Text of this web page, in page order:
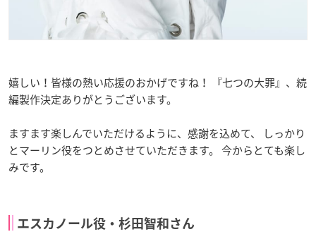
嬉しい！皆様の熱い応援のおかげですね！ 『七つの大罪』、続
編製作決定ありがとうございます。
ますます楽しんでいただけるように、感謝を込めて、 しっかり
とマーリン役をつとめさせていただきます。 今からとても楽し
みです。
エスカノール役・杉田智和さん